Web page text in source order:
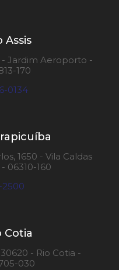
Assis
Jardim Aeroporto -
170
0134
1650 - Vila Caldas
06310-160
2500
Cotia
- Rio Cotia -
030